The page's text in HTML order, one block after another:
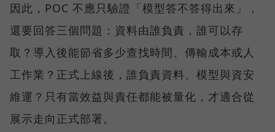
因此，POC 不應只驗證「模型答不答得出來」，
還要回答三個問題：資料由誰負責，誰可以存
取？導入後能節省多少查找時間、傳輸成本或人
工作業？正式上線後，誰負責資料、模型與資安
維運？只有當效益與責任都能被量化，才適合從
展示走向正式部署。